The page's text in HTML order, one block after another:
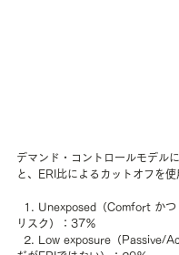
デマンド・コントロールモデル
と、ERI比によるカットオフを使
リスク）：37％